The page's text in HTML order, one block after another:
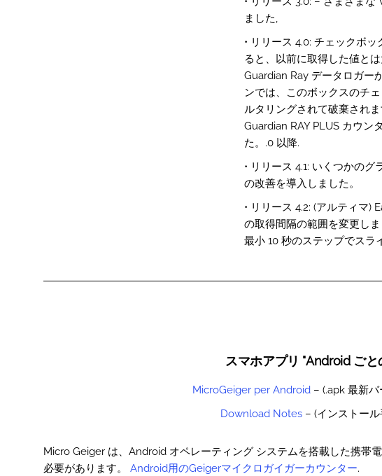
ました,
• リリース 4.0: チェックボ
ると、以前に取得した値と
Guardian Ray データロガー
ンでは、このボックスのチ
ルタリングされて破棄され
Guardian RAY PLUS カウン
た。.0 以降.
• リリース 4.1: いくつかの
の改善を導入しました。
• リリース 4.2: (アルティマ)
の取得間隔の範囲を変更し
最小 10 秒のステップでスラ
スマホアプリ "Android ごと
MicroGeiger per Android– (.apk 最新バ
Download Notes– (インストール
Micro Geiger は、Android オペレーティング システムを搭載した携帯
必要があります。 Android用のGeigerマイクロガイガーカウンター.